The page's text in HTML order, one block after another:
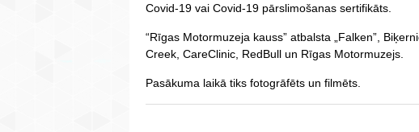
Covid-19 vai Covid-19 pārslimošanas sertifikāts.
“Rīgas Motormuzeja kauss” atbalsta „Falken”,
Creek, CareClinic, RedBull un Rīgas Motormuzejs.
Pasākuma laikā tiks fotogrāfēts un filmēts.